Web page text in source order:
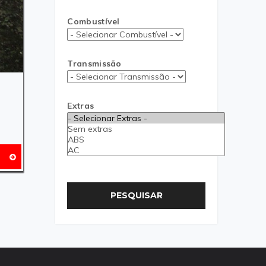
Combustível
Transmissão
Extras
PESQUISAR